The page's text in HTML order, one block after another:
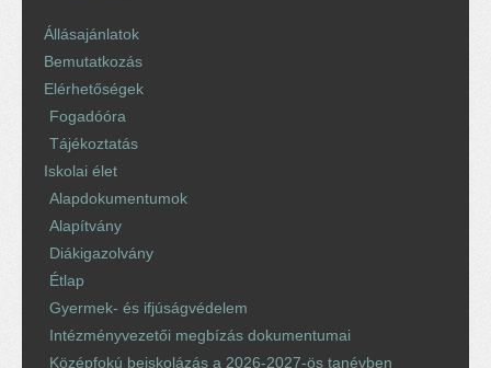
Állásajánlatok
Bemutatkozás
Elérhetőségek
Fogadóóra
Tájékoztatás
Iskolai élet
Alapdokumentumok
Alapítvány
Diákigazolvány
Étlap
Gyermek- és ifjúságvédelem
Intézményvezetői megbízás dokumentumai
Középfokú beiskolázás a 2026-2027-ös tanévben